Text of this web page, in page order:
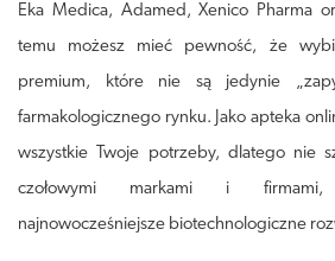
Eka Medica, Adamed, Xenico Pharma
temu możesz mieć pewność, że
premium, które nie są jedynie
farmakologicznego rynku. Jako apteka
wszystkie Twoje potrzeby, dlatego nie
czołowymi markami i
najnowocześniejsze biotechnologiczne